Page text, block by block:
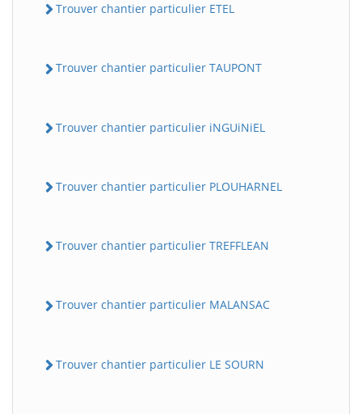
Trouver chantier particulier ETEL
Trouver chantier particulier TAUPONT
Trouver chantier particulier iNGUiNiEL
Trouver chantier particulier PLOUHARNEL
Trouver chantier particulier TREFFLEAN
Trouver chantier particulier MALANSAC
Trouver chantier particulier LE SOURN